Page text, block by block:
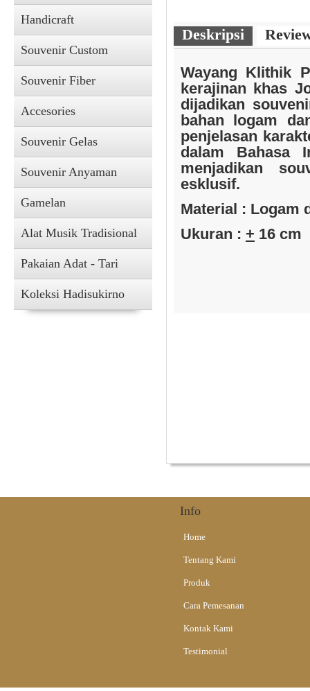
Handicraft
Souvenir Custom
Souvenir Fiber
Accesories
Souvenir Gelas
Souvenir Anyaman
Gamelan
Alat Musik Tradisional
Pakaian Adat - Tari
Koleksi Hadisukirno
Souvenir Kain
Alat Musik Tradisional
Deskripsi
Wayang Klithik
kerajinan khas
dijadikan
bahan logam
penjelasan
dalam Bahasa
menjadikan
esklusif.
Material : Logam
Ukuran : + 16 cm
Info
Home
Tentang Kami
Produk
Cara Pemesanan
Kontak Kami
Testimonial